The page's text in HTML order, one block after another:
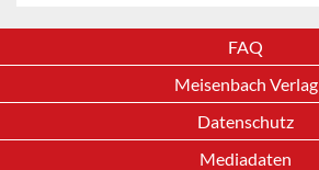
FAQ
Meisenbach Verlag
Datenschutz
Mediadaten